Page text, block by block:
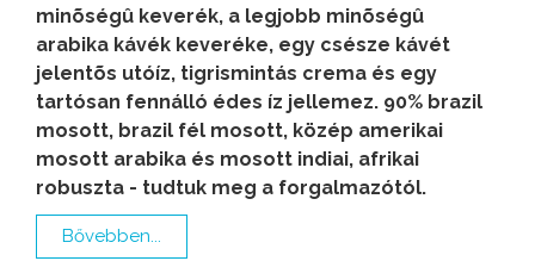
minõségû keverék, a legjobb minõségû
arabika kávék keveréke, egy csésze kávét
jelentõs utóíz, tigrismintás crema és egy
tartósan fennálló édes íz jellemez. 90% brazil
mosott, brazil fél mosott, közép amerikai
mosott arabika és mosott indiai, afrikai
robuszta - tudtuk meg a forgalmazótól.
Bővebben...